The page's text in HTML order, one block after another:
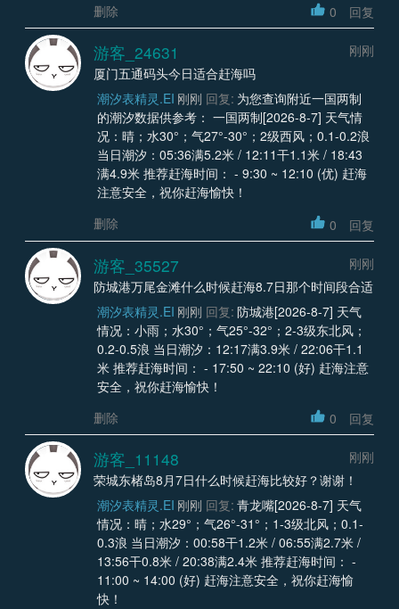
删除
0 回复
游客_24631
刚刚
厦门五通码头今日适合赶海吗
潮汐表精灵.EI 刚刚 回复: 为您查询附近一国两制
的潮汐数据供参考： 一国两制[2026-8-7] 天气情
况：晴；水30°；气27°-30°；2级西风；0.1-0.2浪
当日潮汐：05:36满5.2米 / 12:11干1.1米 / 18:43
满4.9米 推荐赶海时间： - 9:30 ~ 12:10 (优) 赶海
注意安全，祝你赶海愉快！
删除
0 回复
游客_35527
刚刚
防城港万尾金滩什么时候赶海8.7日那个时间段合适
潮汐表精灵.EI 刚刚 回复: 防城港[2026-8-7] 天气
情况：小雨；水30°；气25°-32°；2-3级东北风；
0.2-0.5浪 当日潮汐：12:17满3.9米 / 22:06干1.1
米 推荐赶海时间： - 17:50 ~ 22:10 (好) 赶海注意
安全，祝你赶海愉快！
删除
0 回复
游客_11148
刚刚
荣城东楮岛8月7日什么时候赶海比较好？谢谢！
潮汐表精灵.EI 刚刚 回复: 青龙嘴[2026-8-7] 天气
情况：晴；水29°；气26°-31°；1-3级北风；0.1-
0.3浪 当日潮汐：00:58干1.2米 / 06:55满2.7米 /
13:56干0.8米 / 20:38满2.4米 推荐赶海时间： -
11:00 ~ 14:00 (好) 赶海注意安全，祝你赶海愉
快！